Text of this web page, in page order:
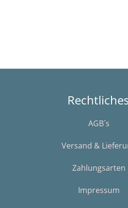
AGB´s
Versand &
Zahlungsarten
Impressum